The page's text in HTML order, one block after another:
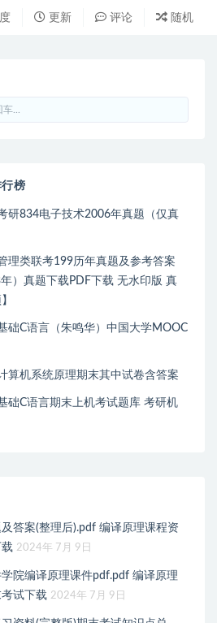
更新 评论 随机
榜
研834电子技术2006年真题（仅真
理类联考199历年真题及参考答案
年）真题下载PDF下载 无水印版 真
础C语言（朱鸣华）中国大学MOOC
算机系统原理期末其中试卷含答案
础C语言期末上机考试题库 考研机
答案(整理后).pdf 编译原理课程资
2024年 7月 9日
院编译原理课件pdf.pdf 编译原理
试下载 2024年 7月 9日